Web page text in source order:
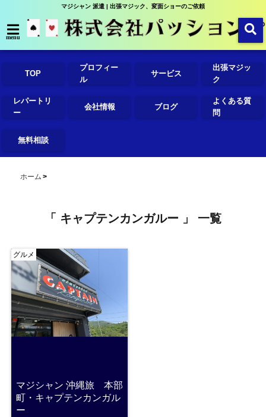
マジシャン 派遣 | 出張マジック、変面ショーのご依頼
menu
TOP
プロフィー
ル
サービス
出張マジッ
ク
レパートリ
ー
会社情報 ブログ
よくある質
問
無料相談
ホーム
「 キャプテンカンガルー 」 一覧
グルメ
マジシャン 沖縄旅 本部
町・キャプテンカンガル
ー